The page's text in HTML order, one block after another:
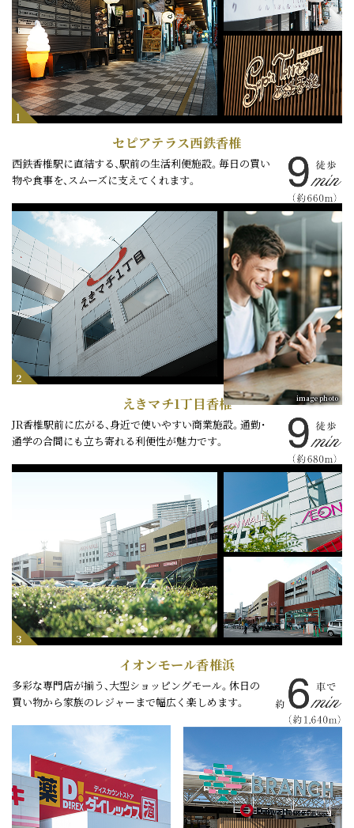
1
セピアテラス西鉄香椎
西鉄香椎駅に直結する、駅前の生活利便施設。毎日の買い
物や食事を、スムーズに支えてくれます。
image photo
2
えきマチ1丁目香椎
JR香椎駅前に広がる、身近で使いやすい商業施設。通勤・
通学の合間にも立ち寄れる利便性が魅力です。
3
イオンモール香椎浜
多彩な専門店が揃う、大型ショッピングモール。休日の
買い物から家族のレジャーまで幅広く楽しめます。